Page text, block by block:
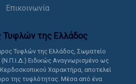
Επικοινωνία
Τυφλών της Ελλάδoς
Τυφλών της Ελλάδος, Σωματείο
(Ν.Π.Ι.Δ.) Ειδικώς Αναγνωρισμένο ως
Χαρακτήρα, αποτελεί
της τυφλότητας. Μέσα από ένα